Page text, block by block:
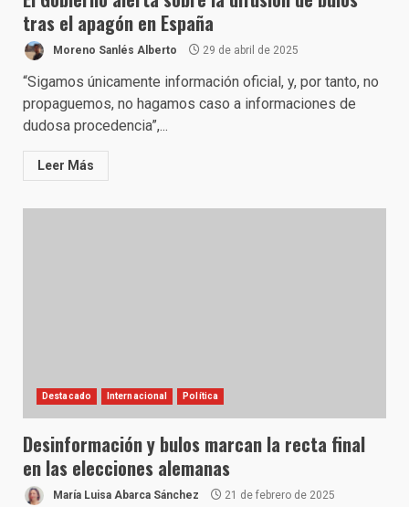
tras el apagón en España
Moreno Sanlés Alberto 29 de abril de 2025
“Sigamos únicamente información oficial, y, por tanto, no
propaguemos, no hagamos caso a informaciones de
dudosa procedencia”,...
Leer Más
Destacado Internacional Política
Desinformación y bulos marcan la recta final
en las elecciones alemanas
María Luisa Abarca Sánchez 21 de febrero de 2025